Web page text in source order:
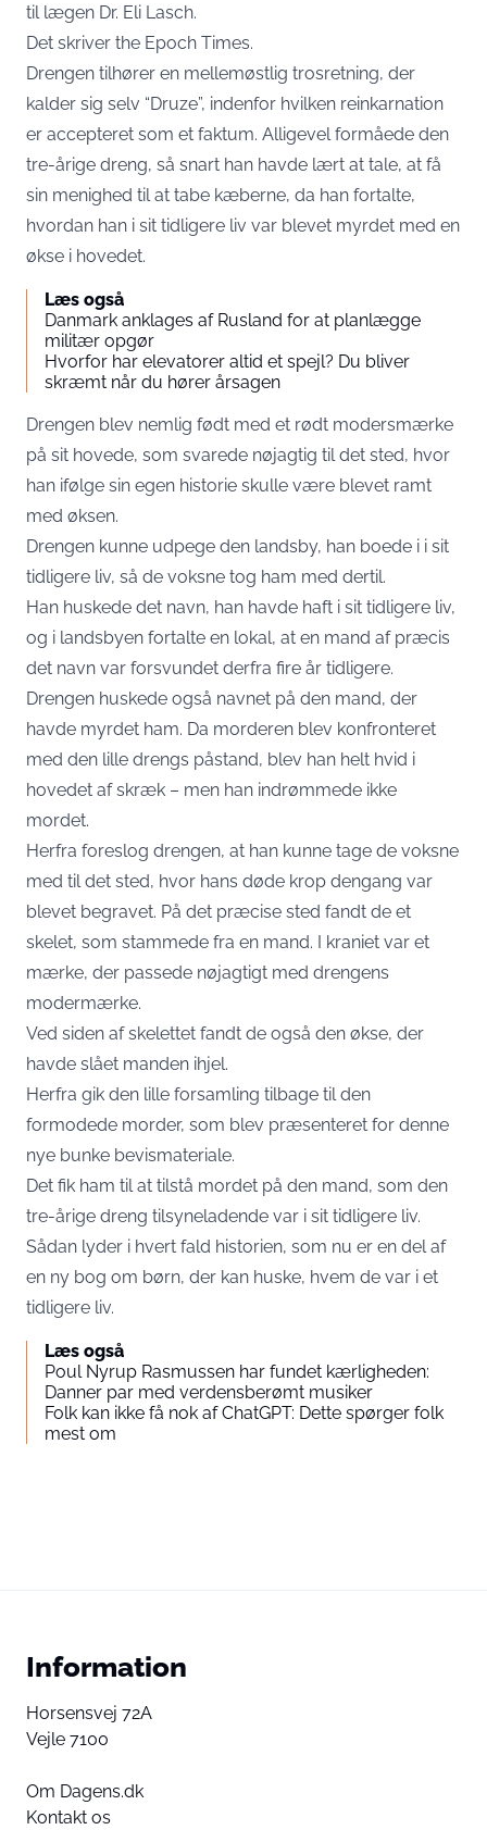
til lægen Dr. Eli Lasch.
Det skriver the Epoch Times.
Drengen tilhører en mellemøstlig trosretning, der
kalder sig selv “Druze”, indenfor hvilken reinkarnation
er accepteret som et faktum. Alligevel formåede den
tre-årige dreng, så snart han havde lært at tale, at få
sin menighed til at tabe kæberne, da han fortalte,
hvordan han i sit tidligere liv var blevet myrdet med en
økse i hovedet.
Læs også
Danmark anklages af Rusland for at planlægge
militær opgør
Hvorfor har elevatorer altid et spejl? Du bliver
skræmt når du hører årsagen
Drengen blev nemlig født med et rødt modersmærke
på sit hovede, som svarede nøjagtig til det sted, hvor
han ifølge sin egen historie skulle være blevet ramt
med øksen.
Drengen kunne udpege den landsby, han boede i i sit
tidligere liv, så de voksne tog ham med dertil.
Han huskede det navn, han havde haft i sit tidligere liv,
og i landsbyen fortalte en lokal, at en mand af præcis
det navn var forsvundet derfra fire år tidligere.
Drengen huskede også navnet på den mand, der
havde myrdet ham. Da morderen blev konfronteret
med den lille drengs påstand, blev han helt hvid i
hovedet af skræk – men han indrømmede ikke
mordet.
Herfra foreslog drengen, at han kunne tage de voksne
med til det sted, hvor hans døde krop dengang var
blevet begravet. På det præcise sted fandt de et
skelet, som stammede fra en mand. I kraniet var et
mærke, der passede nøjagtigt med drengens
modermærke.
Ved siden af skelettet fandt de også den økse, der
havde slået manden ihjel.
Herfra gik den lille forsamling tilbage til den
formodede morder, som blev præsenteret for denne
nye bunke bevismateriale.
Det fik ham til at tilstå mordet på den mand, som den
tre-årige dreng tilsyneladende var i sit tidligere liv.
Sådan lyder i hvert fald historien, som nu er en del af
en ny bog om børn, der kan huske, hvem de var i et
tidligere liv.
Læs også
Poul Nyrup Rasmussen har fundet kærligheden:
Danner par med verdensberømt musiker
Folk kan ikke få nok af ChatGPT: Dette spørger folk
mest om
Information
Horsensvej 72A
Vejle 7100
Om Dagens.dk
Kontakt os